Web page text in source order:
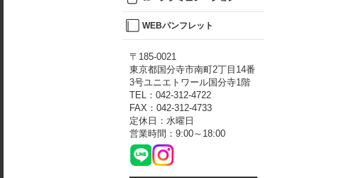
WEBパンフレット
〒185-0021
東京都国分寺市南町2丁目14番
3号ユニエトワール国分寺1階
TEL：042-312-4722
FAX：042-312-4733
定休日：水曜日
営業時間：9:00～18:00